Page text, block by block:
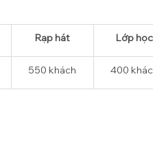
Rạp hát Lớp học
550 khách 400